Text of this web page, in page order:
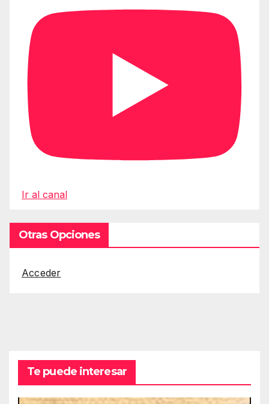
Ir al canal
Otras Opciones
Acceder
Te puede interesar